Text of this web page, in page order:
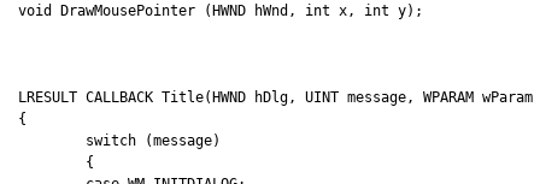
void DrawMousePointer (HWND hWnd, int x, int y);
LRESULT CALLBACK Title(HWND hDlg, UINT message, WPARAM
{